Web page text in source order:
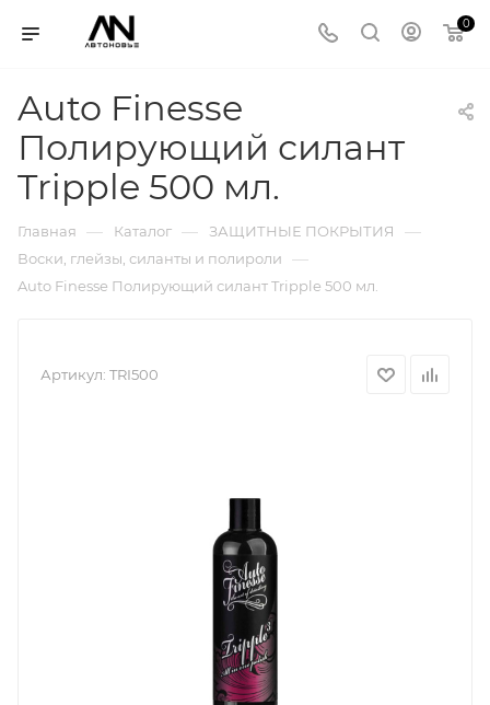
0
Auto Finesse
Полирующий силант
Tripple 500 мл.
Главная — Каталог — ЗАЩИТНЫЕ ПОКРЫТИЯ —
Воски, глейзы, силанты и полироли —
Auto Finesse Полирующий силант Tripple 500 мл.
Артикул: TRI500